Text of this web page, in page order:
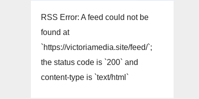
RSS Error: A feed could not be
found at
`https://victoriamedia.site/feed/`;
the status code is `200` and
content-type is `text/html`